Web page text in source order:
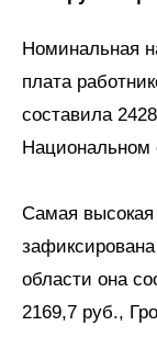
Номинальная
плата
составила
Национальном
Самая высокая
области она
2169,7 руб.,